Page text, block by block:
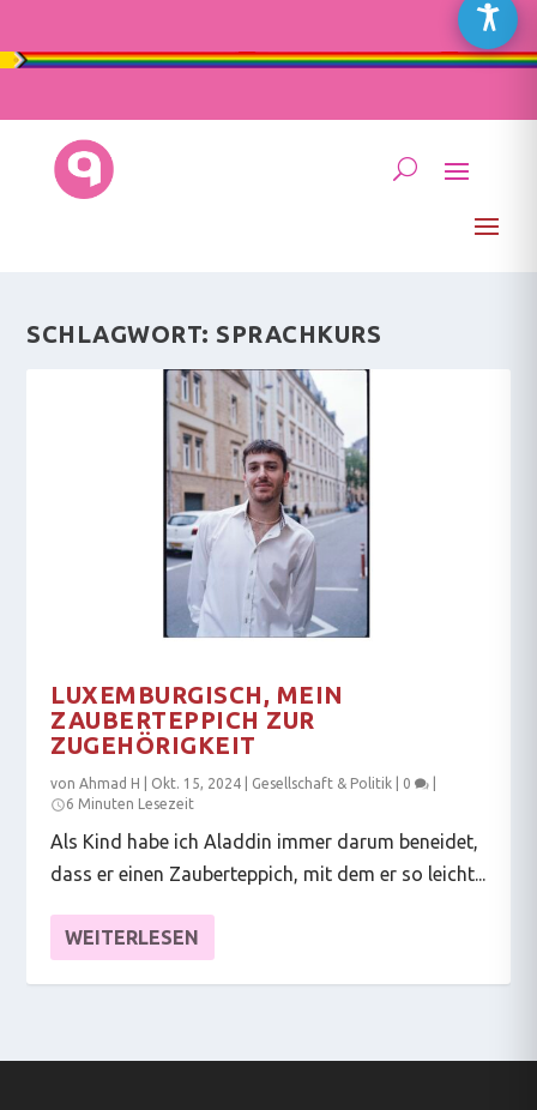
SCHLAGWORT: SPRACHKURS
LUXEMBURGISCH, MEIN
ZAUBERTEPPICH ZUR
ZUGEHÖRIGKEIT
vonAhmad H Okt. 15, 2024 Gesellschaft & Politik 0
6 Minuten Lesezeit
Als Kind habe ich Aladdin immer darum beneidet,
dass er einen Zauberteppich, mit dem er so leicht...
WEITERLESEN